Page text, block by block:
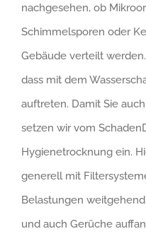
nachgesehen, ob
Schimmelsporen oder
Gebäude verteilt
dass mit dem
auftreten. Damit Sie
setzen wir vom
Hygienetrocknung ein.
generell mit
Belastungen
und auch Gerüche